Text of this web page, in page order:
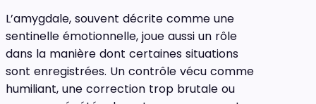
L’amygdale, souvent décrite comme une
sentinelle émotionnelle, joue aussi un rôle
dans la manière dont certaines situations
sont enregistrées. Un contrôle vécu comme
humiliant, une correction trop brutale ou